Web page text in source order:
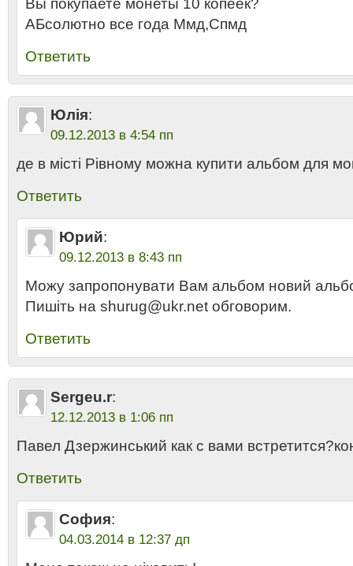
Вы покупаете монеты 10 копеек?
АБсолютно все года Ммд,Спмд
Ответить
Юлія:
09.12.2013 в 4:54 пп
де в місті Рівному можна купити альбом для
Ответить
Юрий:
09.12.2013 в 8:43 пп
Можу запропонувати Вам альбом новий
Пишіть на shurug@ukr.net обговорим.
Ответить
Sergeu.r:
12.12.2013 в 1:06 пп
Павел Дзержинський как с вами
Ответить
София:
04.03.2014 в 12:37 дп